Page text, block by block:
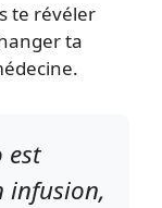
te révéler
ta
est
infusion,